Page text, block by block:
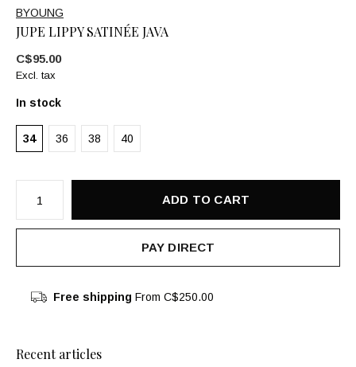
BYOUNG
JUPE LIPPY SATINÉE JAVA
C$95.00
Excl. tax
In stock
34 36 38 40
ADD TO CART
PAY DIRECT
Free shipping From C$250.00
Recent articles